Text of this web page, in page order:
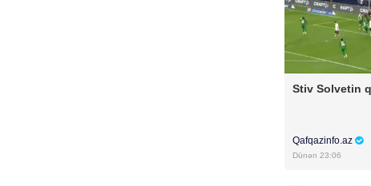
Stiv Solvetin
Qafqazinfo.az
Dünən 23:06